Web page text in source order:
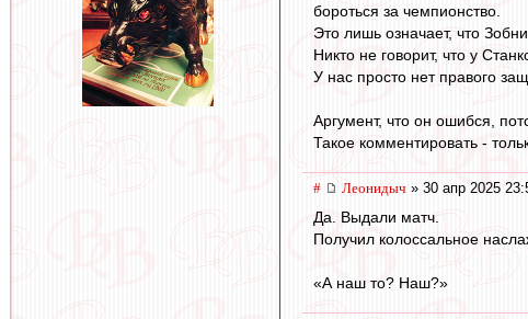
бороться за чемпионство.
Это лишь означает, что
Никто не говорит, что у
У нас просто нет правого
Аргумент, что он ошибся,
Такое комментировать -
# Леонидыч » 30 апр 2025
Да. Выдали матч.
Получил колоссальное
«А наш то? Наш?»